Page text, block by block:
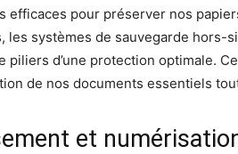
efficaces pour préserver nos
les systèmes de sauvegarde hors-
piliers d’une protection optimale.
de nos documents essentiels
et